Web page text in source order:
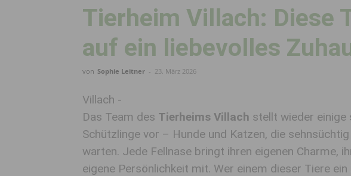
Tierheim Villach: Diese
auf ein liebevolles
von Sophie Leitner - 23. März 2026
Villach -
Das Team des Tierheims Villach stellt wieder einige
Schützlinge vor – Hunde und Katzen, die
warten. Jede Fellnase bringt ihren eigenen Charme,
eigene Persönlichkeit mit. Wer einem dieser Tiere